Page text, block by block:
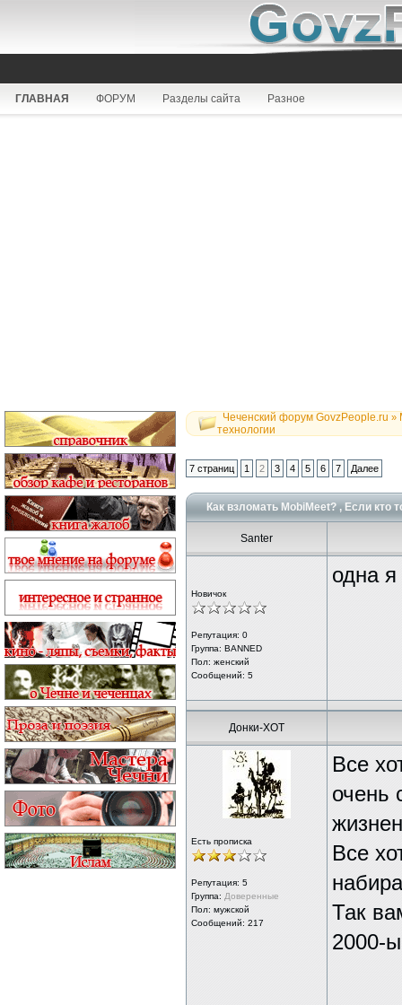
ГЛАВНАЯ ФОРУМ Разделы сайта Разное
Чеченский форум GovzPeople.ru »
технологии
7 страниц 1 2 3 4 5 6 7 Далее
Как взломать MobiMeet? , Если кто
Santer
Новичок
Репутация: 0
Группа: BANNED
Пол: женский
Сообщений: 5
одна
Донки-ХОТ
Есть прописка
Репутация: 5
Группа: Доверенные
Пол: мужской
Сообщений: 217
Все
очень
Все
Так
2000-